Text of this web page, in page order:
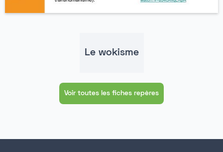
Le wokisme
Voir toutes les fiches repères